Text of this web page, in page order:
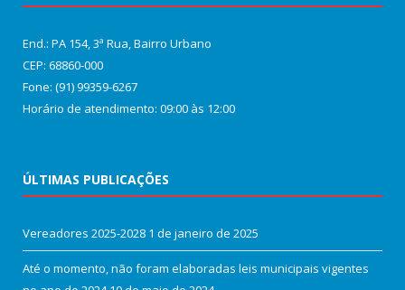
End.: PA 154, 3ª Rua, Bairro Urbano
CEP: 68860‑000
Fone: (91) 99359-6267
Horário de atendimento: 09:00 às 12:00
ÚLTIMAS PUBLICAÇÕES
Vereadores 2025-2028 1 de janeiro de 2025
Até o momento, não foram elaboradas leis municipais vigentes